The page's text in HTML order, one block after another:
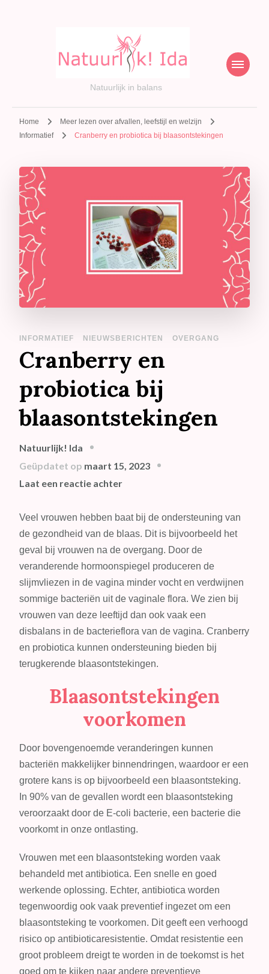
Natuurlijk in balans
Home
Meer lezen over afvallen, leefstijl en welzijn
Informatief
Cranberry en probiotica bij blaasontstekingen
INFORMATIEF NIEUWSBERICHTEN OVERGANG
Cranberry en
probiotica bij
blaasontstekingen
Natuurlijk! Ida
Geüpdatet op maart 15, 2023
Laat een reactie achterop
en
probiotica
bij
blaasontstekingen
Veel vrouwen hebben baat bij de ondersteuning van
de gezondheid van de blaas. Dit is bijvoorbeeld het
geval bij vrouwen na de overgang. Door de
veranderende hormoonspiegel produceren de
slijmvliezen in de vagina minder vocht en verdwijnen
sommige bacteriën uit de vaginale flora. We zien bij
vrouwen van deze leeftijd dan ook vaak een
disbalans in de bacterieflora van de vagina. Cranberry
en probiotica kunnen ondersteuning bieden bij
terugkerende blaasontstekingen.
Blaasontstekingen
voorkomen
Door bovengenoemde veranderingen kunnen
bacteriën makkelijker binnendringen, waardoor er een
grotere kans is op bijvoorbeeld een blaasontsteking.
In 90% van de gevallen wordt een blaasontsteking
veroorzaakt door de E-coli bacterie, een bacterie die
voorkomt in onze ontlasting.
Vrouwen met een blaasontsteking worden vaak
behandeld met antibiotica. Een snelle en goed
werkende oplossing. Echter, antibiotica worden
tegenwoordig ook vaak preventief ingezet om een
blaasontsteking te voorkomen. Dit geeft een verhoogd
risico op antibioticaresistentie. Omdat resistentie een
groot probleem dreigt te worden in de toekomst is het
goed om te kijken naar andere preventieve